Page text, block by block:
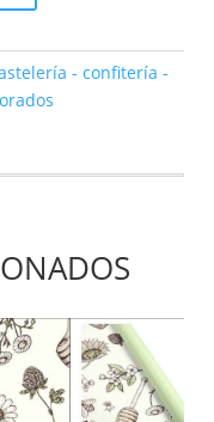
- confitería -